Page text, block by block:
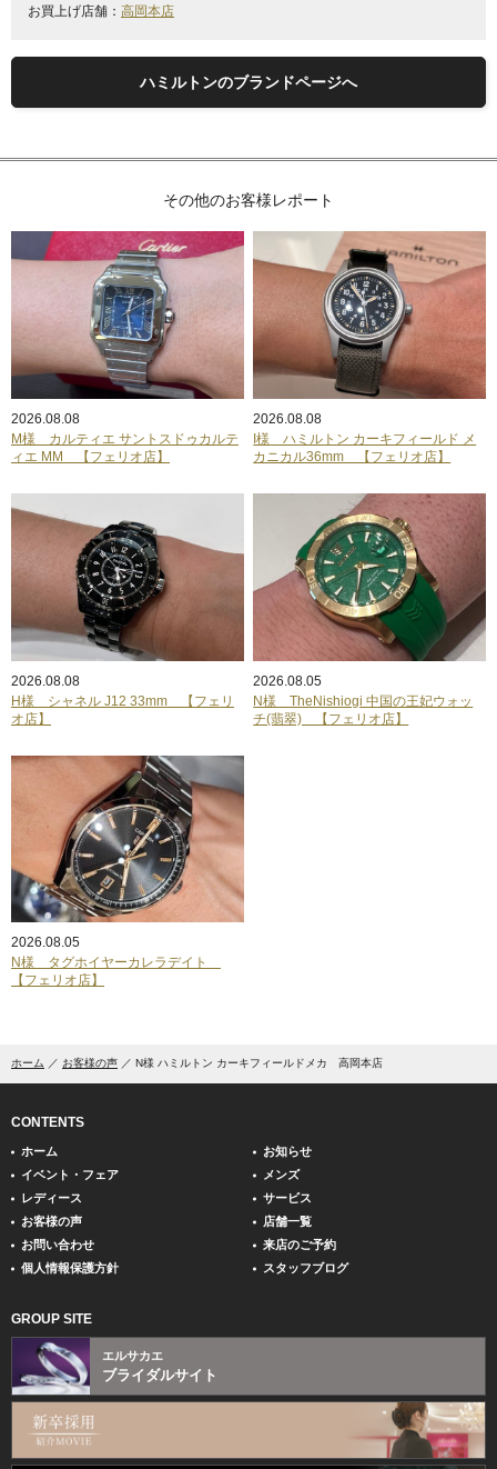
お買上げ店舗： 高岡本店
ハミルトンのブランドページへ
その他のお客様レポート
2026.08.08
M様 カルティエ サントスドゥカルテ
ィエ MM 【フェリオ店】
2026.08.08
I様 ハミルトン カーキフィールド メ
カニカル36mm 【フェリオ店】
2026.08.08
H様 シャネル J12 33mm 【フェリ
オ店】
2026.08.05
N様 TheNishiogi 中国の王妃ウォッ
チ(翡翠) 【フェリオ店】
2026.08.05
N様 タグホイヤーカレラデイト
【フェリオ店】
ホーム お客様の声 N様 ハミルトン カーキフィールドメカ 高岡本店
CONTENTS
ホーム
お知らせ
イベント・フェア
メンズ
レディース
サービス
お客様の声
店舗一覧
お問い合わせ
来店のご予約
個人情報保護方針
スタッフブログ
GROUP SITE
エルサカエ
ブライダルサイト